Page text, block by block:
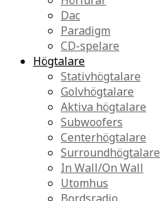
Dac
Paradigm
CD-spelare
Högtalare
Stativhögtalare
Golvhögtalare
Aktiva högtalare
Subwoofers
Centerhögtalare
Surroundhögtalare
In Wall/On Wall
Utomhus